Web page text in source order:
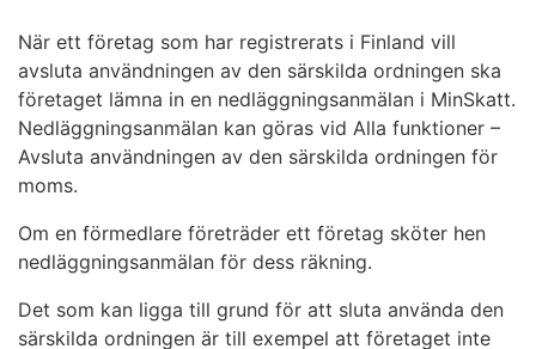
När ett företag som har registrerats i Finland vill
avsluta användningen av den särskilda ordningen ska
företaget lämna in en nedläggningsanmälan i MinSkatt.
Nedläggningsanmälan kan göras vid Alla funktioner ­–
Avsluta användningen av den särskilda ordningen för
moms.
Om en förmedlare företräder ett företag sköter hen
nedläggningsanmälan för dess räkning.
Det som kan ligga till grund för att sluta använda den
särskilda ordningen är till exempel att företaget inte